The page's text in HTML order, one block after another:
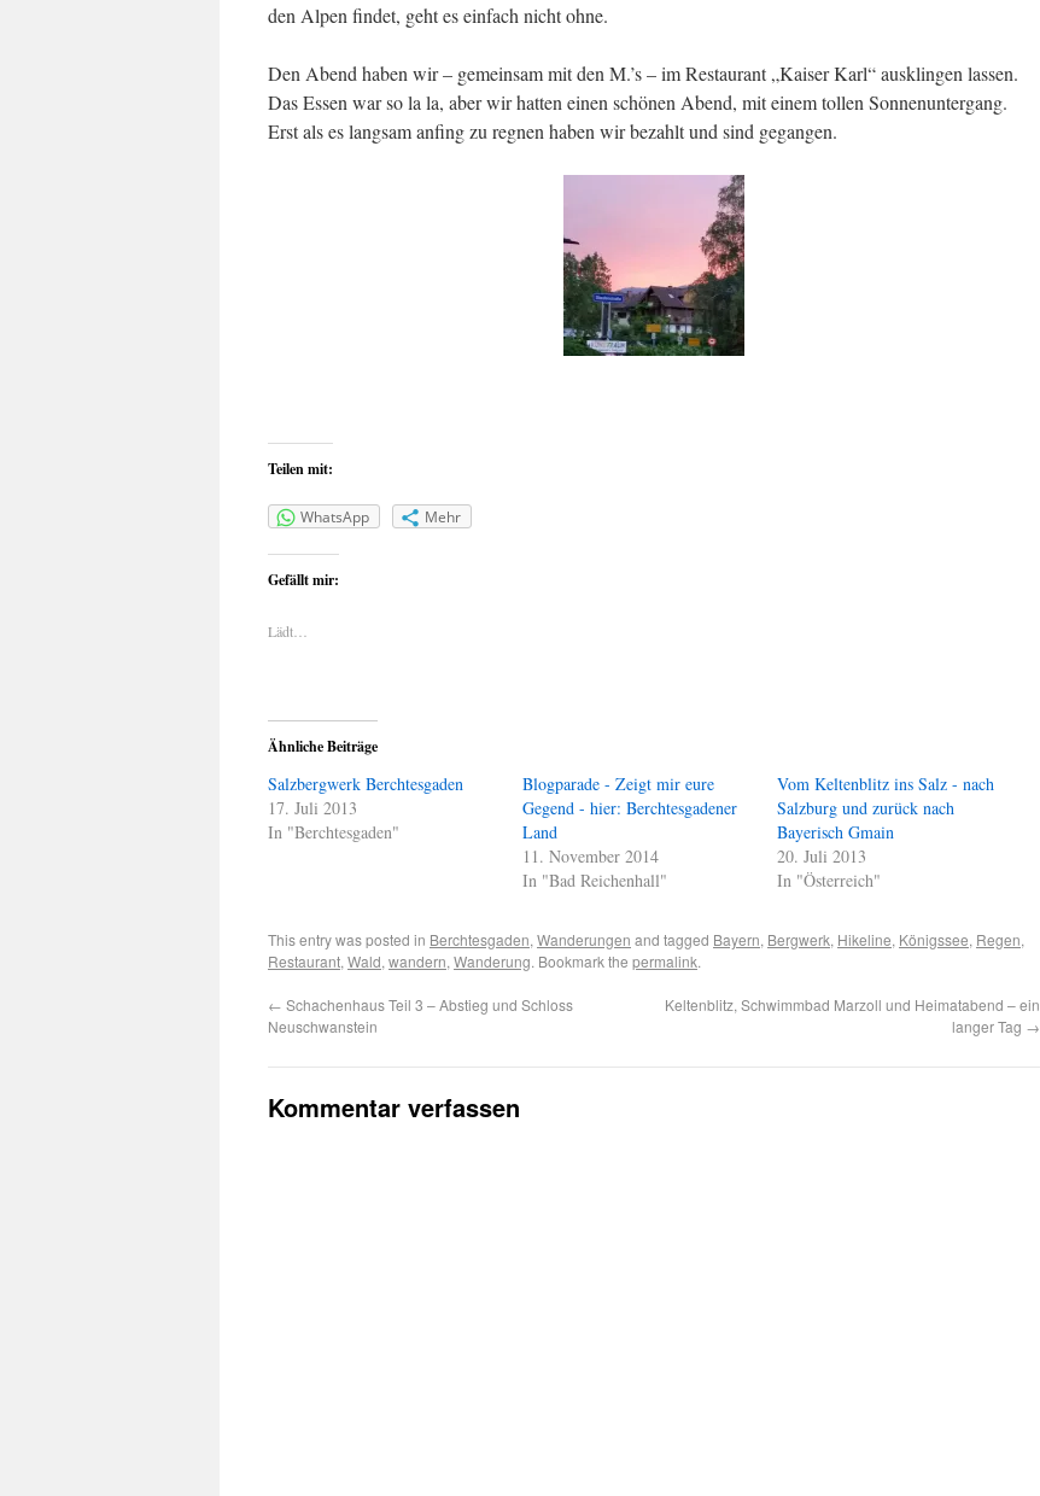
den Alpen findet, geht es einfach nicht ohne.
Den Abend haben wir – gemeinsam mit den M.’s – im Restaurant „Kaiser Karl“ ausklingen lassen.
Das Essen war so la la, aber wir hatten einen schönen Abend, mit einem tollen Sonnenuntergang.
Erst als es langsam anfing zu regnen haben wir bezahlt und sind gegangen.
Teilen mit:
WhatsApp Mehr
Gefällt mir:
Lädt…
Ähnliche Beiträge
Salzbergwerk Berchtesgaden
17. Juli 2013
In "Berchtesgaden"
Blogparade - Zeigt mir eure
Gegend - hier: Berchtesgadener
Land
11. November 2014
In "Bad Reichenhall"
Vom Keltenblitz ins Salz - nach
Salzburg und zurück nach
Bayerisch Gmain
20. Juli 2013
In "Österreich"
This entry was posted in Berchtesgaden, Wanderungen and tagged Bayern, Bergwerk, Hikeline, Königssee, Regen,
Restaurant, Wald, wandern, Wanderung. Bookmark the permalink.
← Schachenhaus Teil 3 – Abstieg und Schloss
Neuschwanstein
Keltenblitz, Schwimmbad Marzoll und Heimatabend – ein
langer Tag →
Kommentar verfassen